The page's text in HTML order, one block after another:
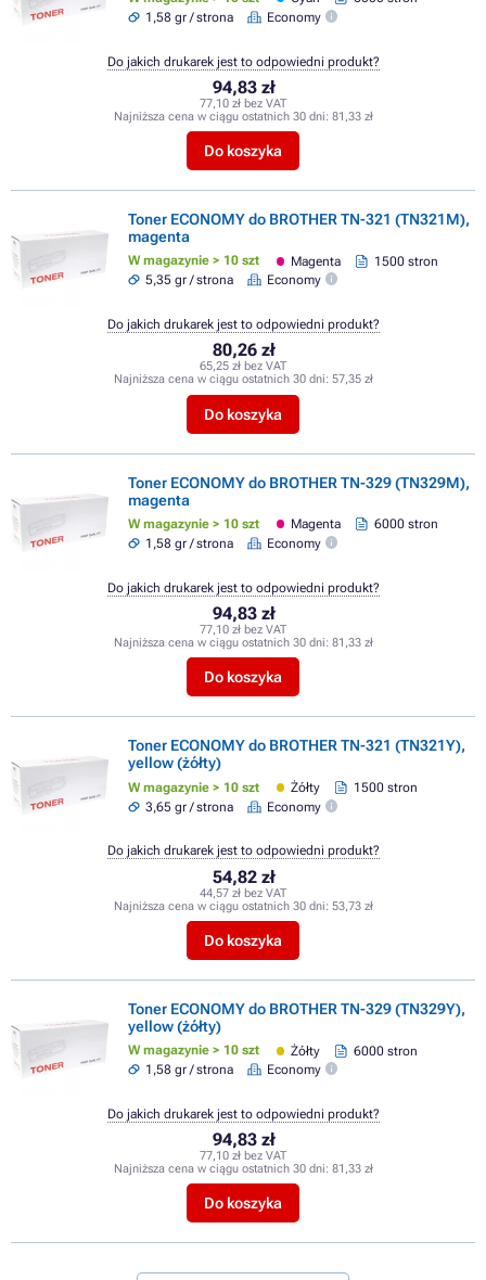
1,58 gr / strona
Economy
94,83 zł
77,10 zł bez VAT
Najniższa cena w ciągu ostatnich 30 dni: 81,33 zł
Do koszyka
Do jakich drukarek jest to odpowiedni produkt?
Toner ECONOMY do BROTHER TN-321 (TN321M),
magenta
W magazynie > 10 szt Magenta
1500 stron
5,35 gr / strona
Economy
80,26 zł
65,25 zł bez VAT
Najniższa cena w ciągu ostatnich 30 dni: 57,35 zł
Do koszyka
Do jakich drukarek jest to odpowiedni produkt?
Toner ECONOMY do BROTHER TN-329 (TN329M),
magenta
W magazynie > 10 szt Magenta
6000 stron
1,58 gr / strona
Economy
94,83 zł
77,10 zł bez VAT
Najniższa cena w ciągu ostatnich 30 dni: 81,33 zł
Do koszyka
Do jakich drukarek jest to odpowiedni produkt?
Toner ECONOMY do BROTHER TN-321 (TN321Y),
yellow (żółty)
W magazynie > 10 szt Żółty
1500 stron
3,65 gr / strona
Economy
54,82 zł
44,57 zł bez VAT
Najniższa cena w ciągu ostatnich 30 dni: 53,73 zł
Do koszyka
Do jakich drukarek jest to odpowiedni produkt?
Toner ECONOMY do BROTHER TN-329 (TN329Y),
yellow (żółty)
W magazynie > 10 szt Żółty
6000 stron
1,58 gr / strona
Economy
94,83 zł
77,10 zł bez VAT
Najniższa cena w ciągu ostatnich 30 dni: 81,33 zł
Do koszyka
Do jakich drukarek jest to odpowiedni produkt?